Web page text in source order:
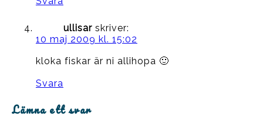
ullisar skriver:
10 maj 2009 kl. 15:02
kloka fiskar är ni allihopa 🙂
Svara
Lämna ett svar